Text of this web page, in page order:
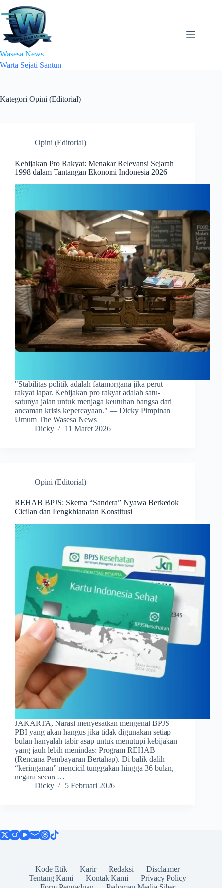
to
content
Wasesa News
Warta Sejati Santun
Kategori Opini (Editorial)
Opini (Editorial)
Kebijakan Pro Rakyat: Menakar Relevansi Sejarah
1998 dalam Tantangan Ekonomi Indonesia 2026
​"Stabilitas politik adalah fatamorgana jika perut
rakyat lapar. Kebijakan pro rakyat adalah satu-
satunya jalan untuk menjaga keutuhan bangsa dari
ancaman krisis kepercayaan." — Dicky Pimpinan
Umum The Wasesa News
Dicky
11 Maret 2026
Opini (Editorial)
REHAB BPJS: Skema “Sandera” Nyawa Berkedok
Cicilan dan Pengkhianatan Konstitusi
JAKARTA, Narasi menyesatkan mengenai BPJS
PBI yang akan hangus jika tidak digunakan setiap
bulan hanyalah tabir asap untuk menutupi kebijakan
yang jauh lebih menindas: Program REHAB
(Rencana Pembayaran Bertahap). Di balik dalih
“keringanan” mencicil tunggakan hingga 36 bulan,
negara secara…
Dicky
5 Februari 2026
Kode Etik Karir Redaksi
Disclaimer
Tentang Kami
Kontak Kami
Privacy Policy